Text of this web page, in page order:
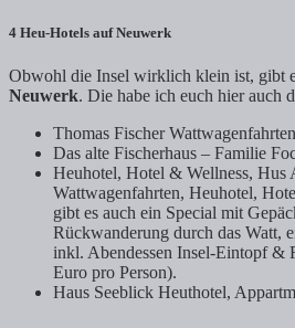
4 Heu-Hotels auf Neuwerk
Obwohl die Insel wirklich klein ist, gibt
Neuwerk. Die habe ich euch hier auch
Thomas Fischer
Das alte Fischerhaus – Familie
Heuhotel, Hotel & Wellness, Hus
Wattwagenfahrten, Heuhotel,
gibt es auch ein Special mit
Rückwanderung durch das Watt,
inkl. Abendessen Insel-Eintopf &
Euro pro Person).
Haus Seeblick Heuthotel,